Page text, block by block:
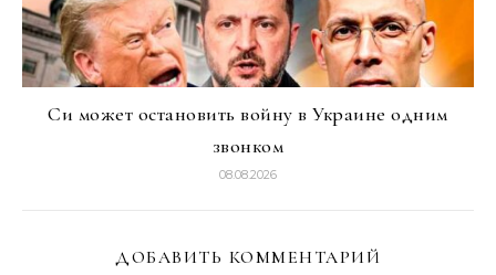
Си может остановить войну в Украине одним
звонком
08.08.2026
ДОБАВИТЬ КОММЕНТАРИЙ